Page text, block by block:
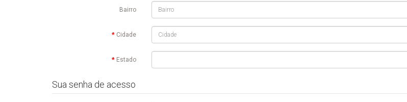
Bairro
Cidade
Estado
Sua senha de acesso